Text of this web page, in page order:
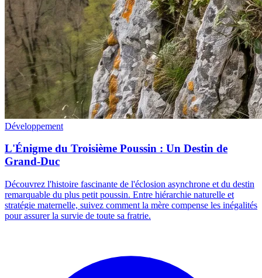
Développement
L'Énigme du Troisième Poussin : Un Destin de
Grand-Duc
Découvrez l'histoire fascinante de l'éclosion asynchrone et du destin
remarquable du plus petit poussin. Entre hiérarchie naturelle et
stratégie maternelle, suivez comment la mère compense les inégalités
pour assurer la survie de toute sa fratrie.